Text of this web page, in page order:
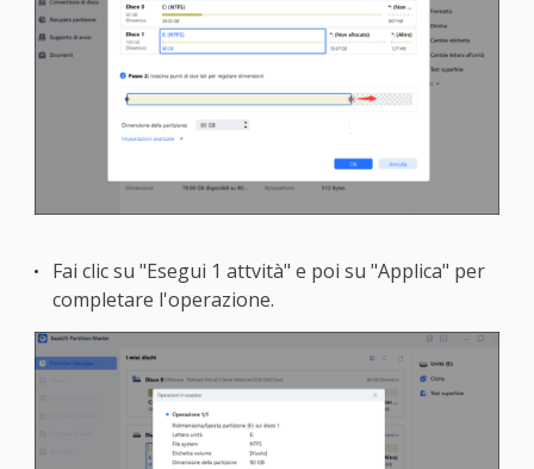
Fai clic su "Esegui 1 attvità" e poi su "Applica" per
completare l'operazione.